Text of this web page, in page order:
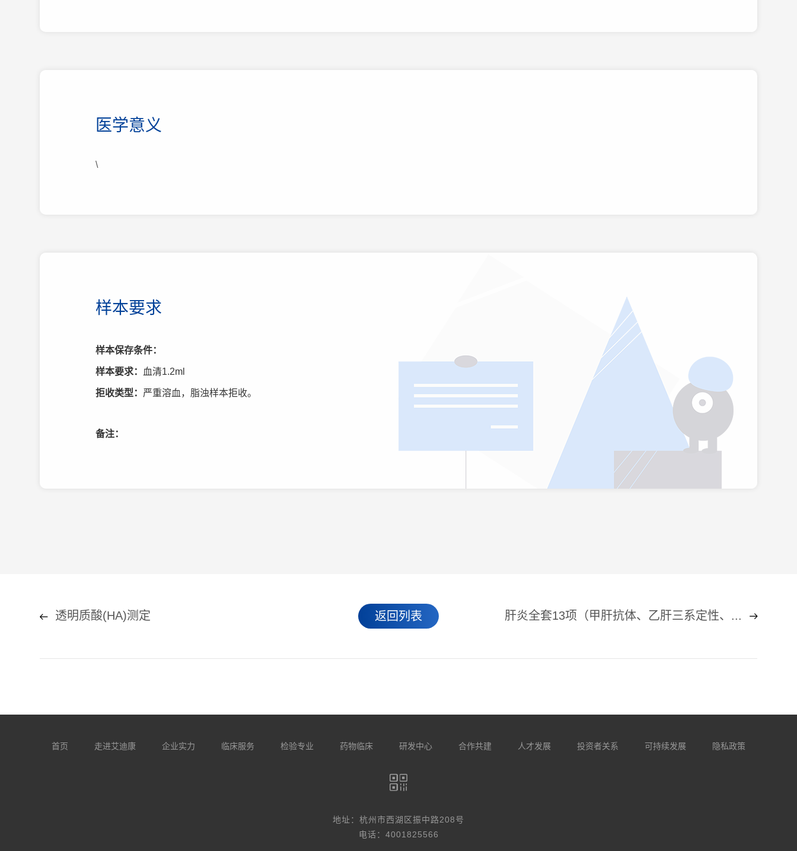
医学意义
\
样本要求
样本保存条件：
样本要求： 血清1.2ml
拒收类型： 严重溶血，脂浊样本拒收。
备注：
透明质酸(HA)测定 返回列表 肝炎全套13项（甲肝抗体、乙肝三系定性、...
首页 走进艾迪康 企业实力 临床服务 检验专业 药物临床 研发中心 合作共建 人才发展 投资者关系 可持续发展 隐私政策
地址：杭州市西湖区振中路208号
电话：4001825566